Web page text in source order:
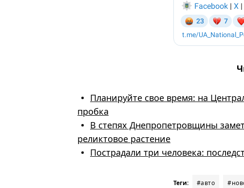
Планируйте свое время: на
пробка
В степях Днепропетровщины
реликтовое растение
Пострадали три человека:
Теги: #авто